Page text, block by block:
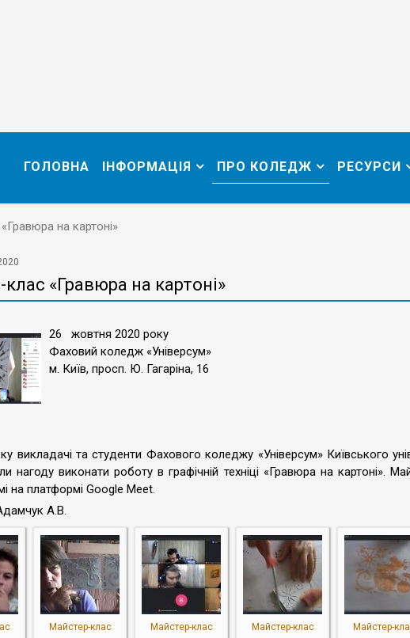
ГОЛОВНА ІНФОРМАЦІЯ ПРО КОЛЕДЖ РЕСУРСИ
на картоні»
«Гравюра на картоні»
26 жовтня 2020 року
Фаховий коледж «Універсум»
м. Київ, просп. Ю. Гагаріна, 16
викладачі та студенти Фахового коледжу «Універсум» Київського
нагоду виконати роботу в графічній техніці «Гравюра на картоні».
на платформі Google Meet.
А.В.
Майстер-клас
Майстер-клас
Майстер-клас
Майстер-